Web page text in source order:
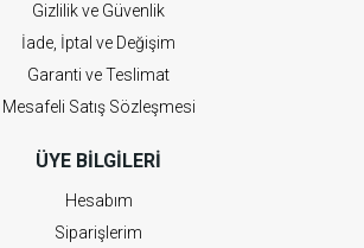
Gizlilik ve Güvenlik
İade, İptal ve Değişim
Garanti ve Teslimat
Mesafeli Satış Sözleşmesi
ÜYE BILGILERI
Hesabım
Siparişlerim